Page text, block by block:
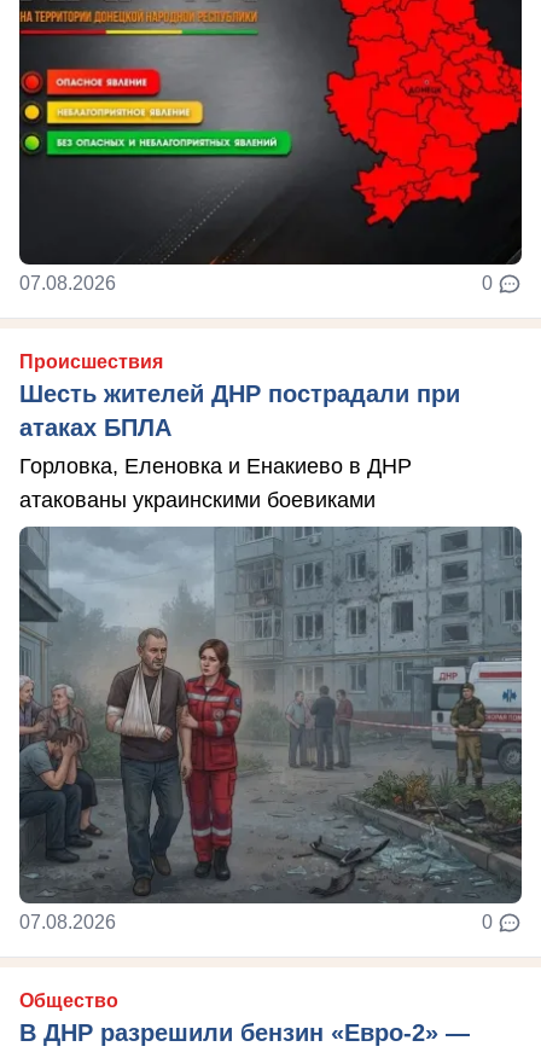
07.08.2026 0
Происшествия
Шесть жителей ДНР пострадали при
атаках БПЛА
Горловка, Еленовка и Енакиево в ДНР
атакованы украинскими боевиками
07.08.2026 0
Общество
В ДНР разрешили бензин «Евро-2» —